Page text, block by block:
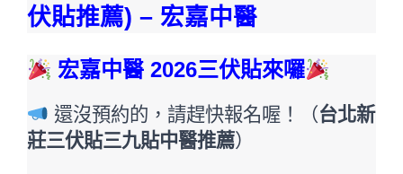
伏貼推薦) – 宏嘉中醫
宏嘉中醫 2026三伏貼來囉
還沒預約的，請趕快報名喔！（台北新
莊三伏貼三九貼中醫推薦）